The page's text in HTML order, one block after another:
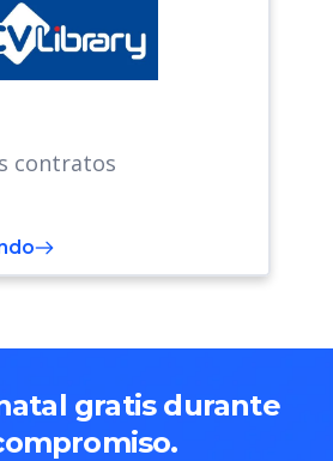
contratos
gratis durante